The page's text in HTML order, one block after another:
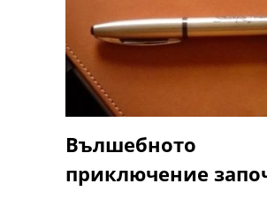
Вълшебното
приключение